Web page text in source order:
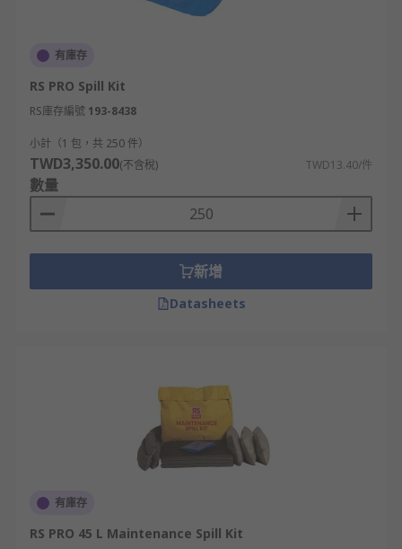
有庫存
RS PRO Spill Kit
RS庫存編號 193-8438
小計（1 包，共 250 件）
TWD3,350.00(不含稅) TWD13.40/件
數量
新增
Datasheets
有庫存
RS PRO 45 L Maintenance Spill Kit